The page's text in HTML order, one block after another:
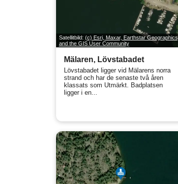
Satellitbild: (c) Esri, Maxar, Earthstar Geographics,
and the GIS User Community
Mälaren, Lövstabadet
Lövstabadet ligger vid Mälarens norra
strand och har de senaste två åren
klassats som Utmärkt. Badplatsen
ligger i en...